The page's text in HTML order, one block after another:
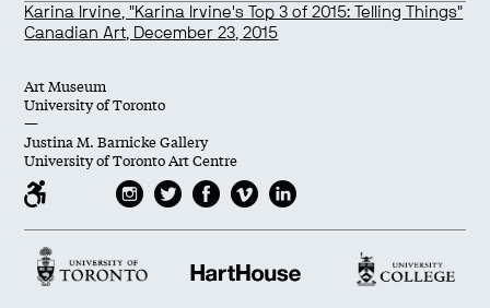
Karina Irvine, "Karina Irvine's Top 3 of 2015: Telling Things"
Canadian Art, December 23, 2015
Art Museum
University of Toronto
—
Justina M. Barnicke Gallery
University of Toronto Art Centre